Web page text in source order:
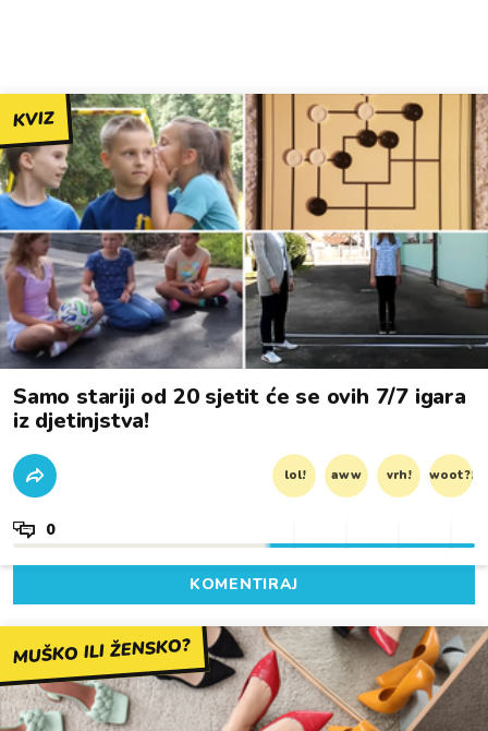
KVIZ
Samo stariji od 20 sjetit će se ovih 7/7 igara
iz djetinjstva!
lol! aww vrh! woot?!
0
KOMENTIRAJ
MUŠKO ILI ŽENSKO?